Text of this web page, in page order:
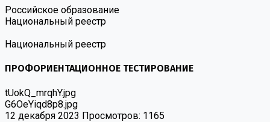
Российское образование
Национальный реестр
Национальный реестр
ПРОФОРИЕНТАЦИОННОЕ ТЕСТИРОВАНИЕ
tUokQ_mrqhY.jpg
G6OeYiqd8p8.jpg
12 декабря 2023 Просмотров: 1165